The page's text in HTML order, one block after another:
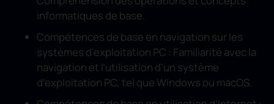
informatiques de base.
Compétences de base en navigation sur les
systèmes d’exploitation PC : Familiarité avec la
navigation et l’utilisation d’un système
d’exploitation PC, tel que Windows ou macOS.